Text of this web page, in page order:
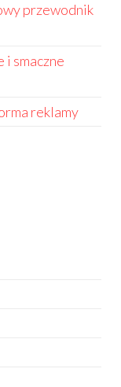
przewodnik
i smaczne
reklamy